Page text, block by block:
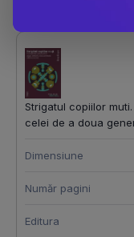
Strigatul copiilor
celei de a doua
Dimensiune
Număr pagini
Editura